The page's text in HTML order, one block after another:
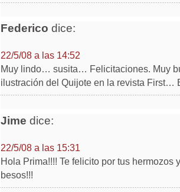
Federico dice:
22/5/08 a las 14:52
Muy lindo… susita… Felicitaciones. Muy
ilustración del Quijote en la revista First…
Jime dice:
22/5/08 a las 15:31
Hola Prima!!!! Te felicito por tus hermozos
besos!!!